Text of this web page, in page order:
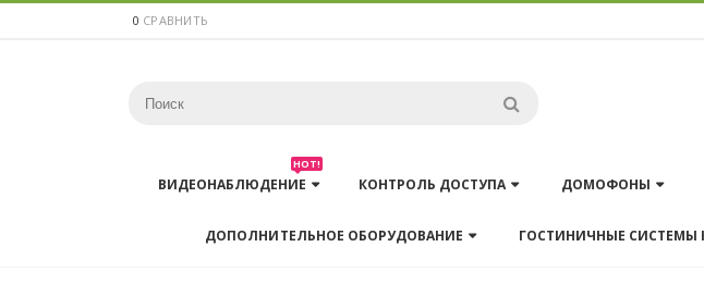
0 СРАВНИТЬ
ВИДЕОНАБЛЮДЕНИЕ
HOT!
КОНТРОЛЬ ДОСТУПА ДОМОФОНЫ
ДОПОЛНИТЕЛЬНОЕ ОБОРУДОВАНИЕ ГОСТИНИЧНЫЕ СИСТЕМЫ